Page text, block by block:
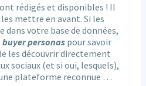
rédigés et disponibles ! Il
mettre en avant. Si les
dans votre base de données,
buyer personaspour savoir
les découvrir directement
sociaux (et si oui, lesquels),
plateforme reconnue …